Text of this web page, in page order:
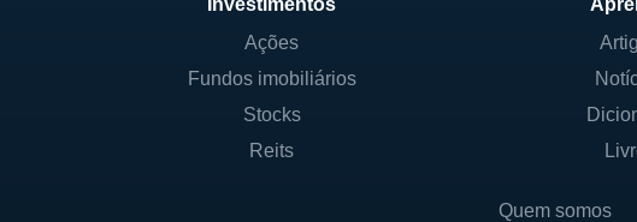
diretamente envolvidos na gestão da
investimento pode influenciar o
empresa é diversificada, permitindo a
recursos financeiros para expansão e
O governo não tem participação
Contudo, a empresa deve sempre
Investimentos
Ações
Fundos imobiliários
Stocks
Reits
Quem somos